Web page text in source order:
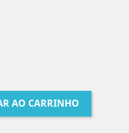
AO CARRINHO